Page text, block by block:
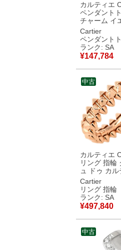
カルティエ
ペンダント
チャーム イ
ールド ネッ
ップ 750
B3010200
新品同様品
Cartier
ペンダント
ランク: SA
¥147,784
カルティエ
リング 指輪
ュ ドゥ カル
SM ピンク
#50 Au750
RG 10号 B4229800
【中古】新
Cartier
リング 指輪
ランク: SA
¥497,840
中古
中古